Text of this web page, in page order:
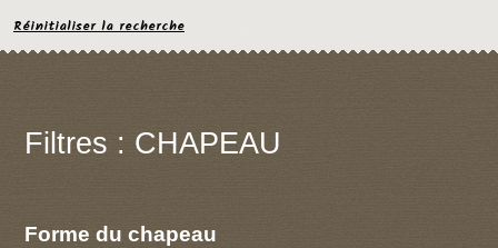
Réinitialiser la recherche
Filtres : CHAPEAU
Forme du chapeau